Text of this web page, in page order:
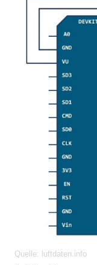
Quelle: luftdaten.info